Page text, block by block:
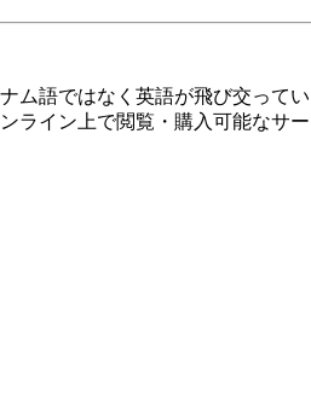
ム語ではなく英語が飛び交って
ライン上で閲覧・購入可能なサー